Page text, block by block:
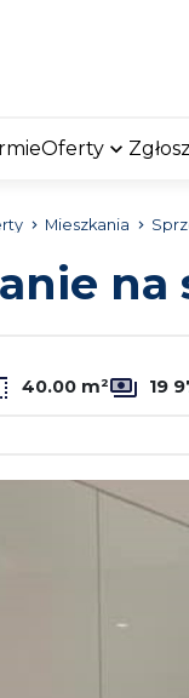
Oferty
Mieszkania
na
40.00 m² 19